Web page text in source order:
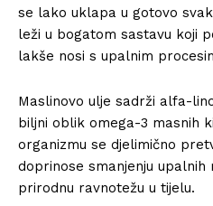
se lako uklapa u gotovo
leži u bogatom sastavu koji
lakše nosi s upalnim
Maslinovo ulje sadrži alfa-
biljni oblik omega-3 masnih
organizmu se djelimično
doprinose smanjenju upalnih
prirodnu ravnotežu u tijelu.